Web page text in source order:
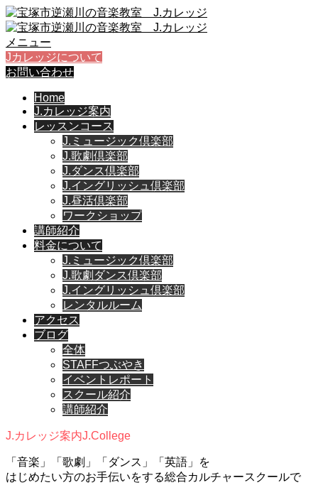
メニュー
Jカレッジについて
お問い合わせ
Home
J.カレッジ案内
レッスンコース
J.ミュージック倶楽部
J.歌劇倶楽部
J.ダンス倶楽部
J.イングリッシュ倶楽部
J.昼活倶楽部
ワークショップ
講師紹介
料金について
J.ミュージック倶楽部
J.歌劇ダンス倶楽部
J.イングリッシュ倶楽部
レンタルルーム
アクセス
ブログ
全体
STAFFつぶやき
イベントレポート
スクール紹介
講師紹介
J.カレッジ案内J.College
「音楽」「歌劇」「ダンス」「英語」を
はじめたい方のお手伝いをする総合カルチャースクールで